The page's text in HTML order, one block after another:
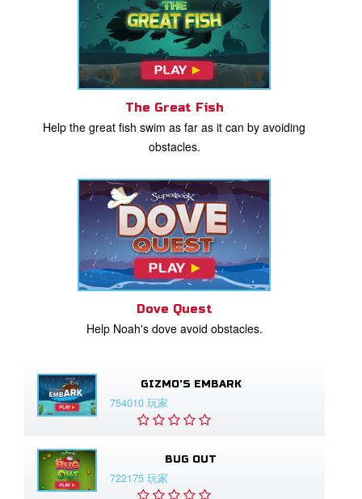
The Great Fish
Help the great fish swim as far as it can by avoiding
obstacles.
Dove Quest
Help Noah's dove avoid obstacles.
GIZMO'S EMBARK
754010 玩家
BUG OUT
722175 玩家